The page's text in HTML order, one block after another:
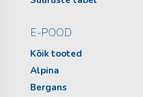
E-POOD
Kõik tooted
Alpina
Bergans